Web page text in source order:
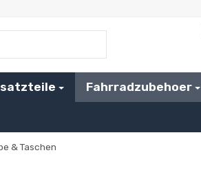
Fahrradzubehoer
& Taschen